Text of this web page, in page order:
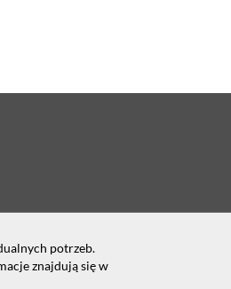
potrzeb.
znajdują się w